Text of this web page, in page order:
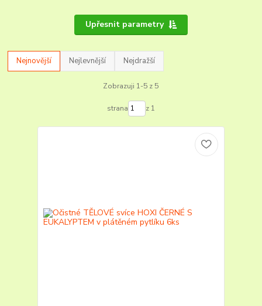
Upřesnit parametry
Nejnovější Nejlevnější Nejdražší
Zobrazuji 1-5 z 5
strana z 1